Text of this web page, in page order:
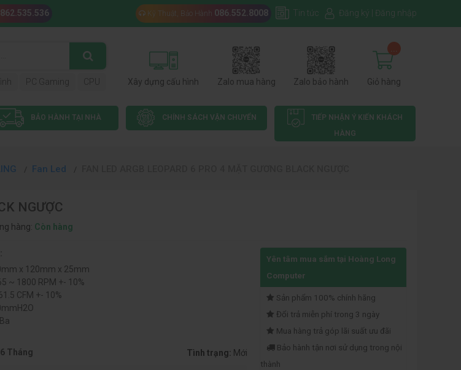
Kỹ Thuật, Bảo Hành 086.552.8008 Tin tức Đăng ký Đăng nhập
PC Gaming CPU Xây dựng cấu hình Zalo mua hàng Zalo bảo hành Giỏ hàng
BẢO HÀNH TẠI NHÀ CHÍNH SÁCH VẬN CHUYỂN
TIẾP NHẬN Ý KIẾN KHÁCH
HÀNG
Fan Led
NGƯỢC
hàng: Còn hàng
Yên tâm mua sắm tại Hoàng Long
Computer
Sản phẩm 100% chính hãng
Đổi trả miễn phí trong 3 ngày
Mua hàng trả góp lãi suất ưu đãi
Bảo hành tận nơi sử dụng trong nội
thành
x 120mm x 25mm
~ 1800 RPM +- 10%
CFM +- 10%
6 Tháng Tình trạng: Mới